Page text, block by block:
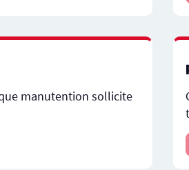
manutention sollicite